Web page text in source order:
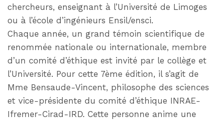
chercheurs, enseignant à l’Université de Limoges
ou à l’école d’ingénieurs Ensil/ensci.
Chaque année, un grand témoin scientifique de
renommée nationale ou internationale, membre
d’un comité d’éthique est invité par le collège et
l’Université. Pour cette 7ème édition, il s’agit de
Mme Bensaude-Vincent, philosophe des sciences
et vice-présidente du comité d’éthique INRAE-
Ifremer-Cirad-IRD. Cette personne anime une